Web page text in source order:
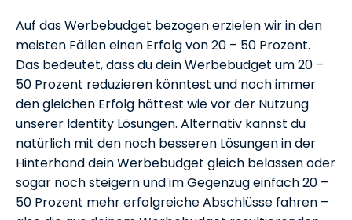
Auf das Werbebudget bezogen erzielen wir in den
meisten Fällen einen Erfolg von 20 – 50 Prozent.
Das bedeutet, dass du dein Werbebudget um 20 –
50 Prozent reduzieren könntest und noch immer
den gleichen Erfolg hättest wie vor der Nutzung
unserer Identity Lösungen. Alternativ kannst du
natürlich mit den noch besseren Lösungen in der
Hinterhand dein Werbebudget gleich belassen oder
sogar noch steigern und im Gegenzug einfach 20 –
50 Prozent mehr erfolgreiche Abschlüsse fahren –